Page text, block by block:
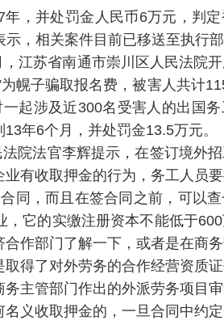
，并处罚金人民币6万元，判
，相关案件目前已移送至执行部
江苏省南通市崇川区人民法院
幌子骗取报名费，被害人共计
起涉及近300名受害人的出国
年6个月，并处罚金13.5万元。
院法官李辉提示，在签订境外
有收取押金的行为，务工人员要
同，而且在签合同之前，可以
它的实缴注册资本不能低于
作部门了解一下，或者是在商
得了对外劳务的合作经营资质
主管部门作出的外派劳务项目
义收取押金的，一旦合同中约定